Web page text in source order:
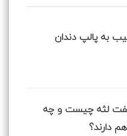
به پالپ دندان
لثه چیست و چه
دارند؟